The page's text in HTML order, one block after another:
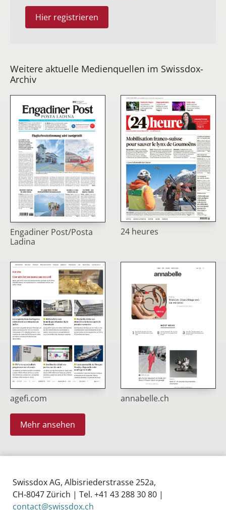
Hier registrieren
Weitere aktuelle Medienquellen im Swissdox-
Archiv
Engadiner Post/Posta
Ladina
24 heures
agefi.com annabelle.ch
Mehr ansehen
Swissdox AG, Albisriederstrasse 252a,
CH‑8047 Zürich | Tel. +41 43 288 30 80 |
contact@swissdox.ch